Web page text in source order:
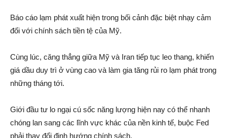
Báo cáo lạm phát xuất hiện trong bối cảnh đặc biệt nhạy cảm
đối với chính sách tiền tệ của Mỹ.
Cùng lúc, căng thẳng giữa Mỹ và Iran tiếp tục leo thang, khiến
giá dầu duy trì ở vùng cao và làm gia tăng rủi ro lạm phát trong
những tháng tới.
Giới đầu tư lo ngại cú sốc năng lượng hiện nay có thể nhanh
chóng lan sang các lĩnh vực khác của nền kinh tế, buộc Fed
phải thay đổi định hướng chính sách.